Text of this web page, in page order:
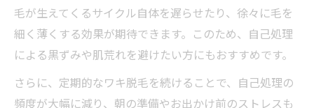
毛が生えてくるサイクル自体を遅らせたり、徐々に毛を
細く薄くする効果が期待できます。このため、自己処理
による黒ずみや肌荒れを避けたい方にもおすすめです。
さらに、定期的なワキ脱毛を続けることで、自己処理の
頻度が大幅に減り、朝の準備やお出かけ前のストレスも